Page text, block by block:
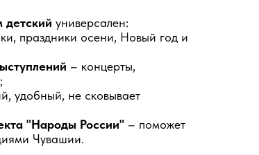
универсален:
праздники осени, Новый год и
– концерты,
удобный, не сковывает
"Народы России" – поможет
Чувашии.